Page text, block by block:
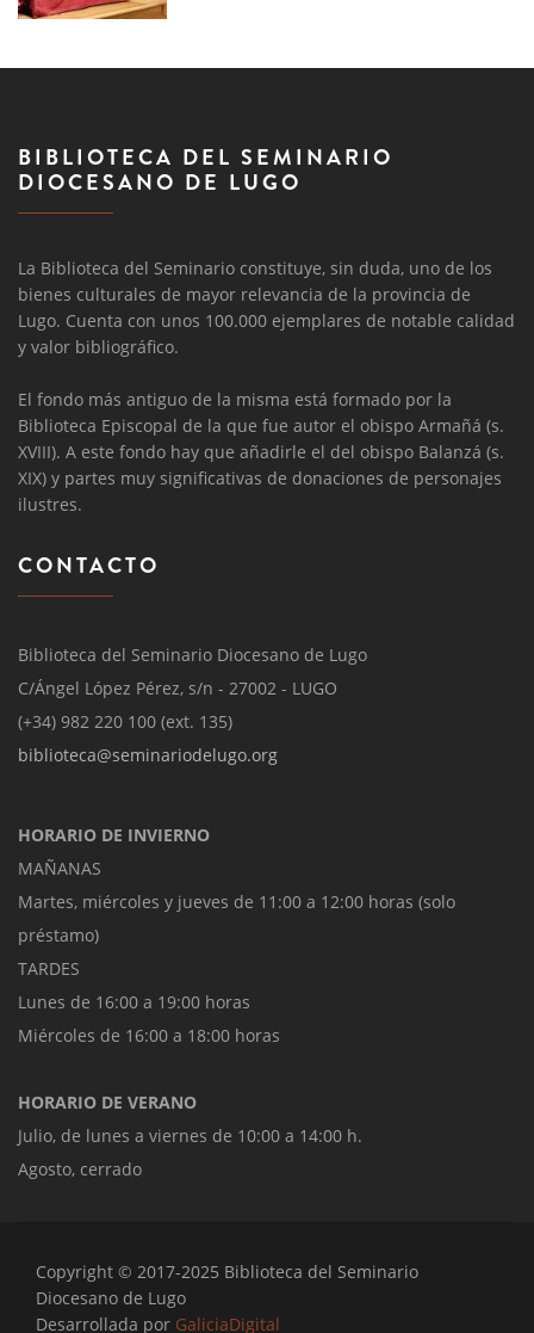
BIBLIOTECA DEL SEMINARIO
DIOCESANO DE LUGO
La Biblioteca del Seminario constituye, sin duda, uno de los
bienes culturales de mayor relevancia de la provincia de
Lugo. Cuenta con unos 100.000 ejemplares de notable calidad
y valor bibliográfico.
El fondo más antiguo de la misma está formado por la
Biblioteca Episcopal de la que fue autor el obispo Armañá (s.
XVIII). A este fondo hay que añadirle el del obispo Balanzá (s.
XIX) y partes muy significativas de donaciones de personajes
ilustres.
CONTACTO
Biblioteca del Seminario Diocesano de Lugo
C/Ángel López Pérez, s/n - 27002 - LUGO
(+34) 982 220 100 (ext. 135)
biblioteca@seminariodelugo.org
HORARIO DE INVIERNO
MAÑANAS
Martes, miércoles y jueves de 11:00 a 12:00 horas (solo
préstamo)
TARDES
Lunes de 16:00 a 19:00 horas
Miércoles de 16:00 a 18:00 horas
HORARIO DE VERANO
Julio, de lunes a viernes de 10:00 a 14:00 h.
Agosto, cerrado
Copyright © 2017-2025 Biblioteca del Seminario
Diocesano de Lugo
Desarrollada por GaliciaDigital